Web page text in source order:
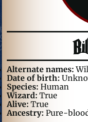
Alternate names:
Date of birth:
Species: Human
Wizard: True
Alive: True
Ancestry: Pure-